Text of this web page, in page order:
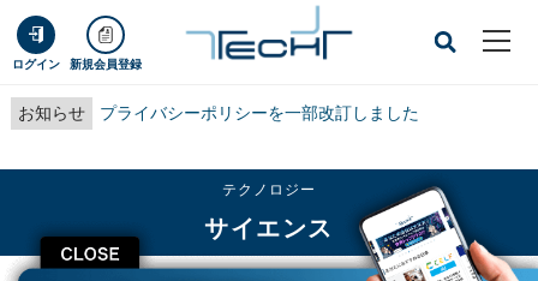
ログイン 新規会員登録
お知らせ プライバシーポリシーを一部改訂しました
CLOSE
テクノロジー
サイエンス